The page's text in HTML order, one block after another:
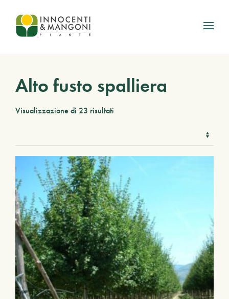
Skip to main content
Alto fusto spalliera
Visualizzazione di 23 risultati